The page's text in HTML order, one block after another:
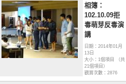
相簿：
102.10.09拒
毒萌芽反毒演
講
日期：2014年01月
13日
大小：1個項目 （共
21個項目）
觀賞次數：2876